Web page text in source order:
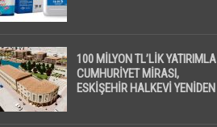
100 MİLYON TL’LİK YATIRIMLA
CUMHURİYET MİRASI,
ESKİŞEHİR HALKEVİ YENİDEN